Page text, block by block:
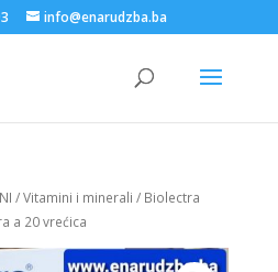
info@enarudzba.ba
/Vitamini i minerali / Biolectra
a 20 vrećica